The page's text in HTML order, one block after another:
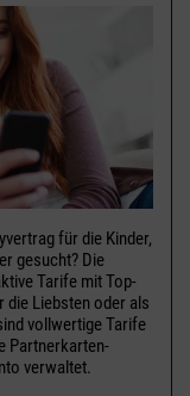
für die Kinder,
gesucht? Die
Tarife mit Top-
Liebsten oder als
vollwertige Tarife
Partnerkarten-
verwaltet.